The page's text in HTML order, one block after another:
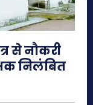
से नौकरी
निलंबित